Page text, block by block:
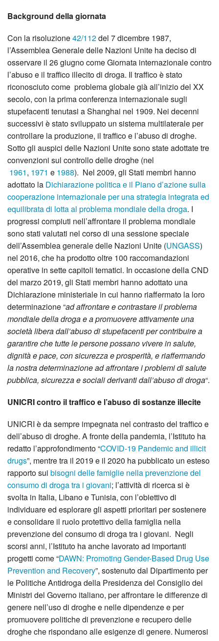
Background della giornata
Con la risoluzione42/112del 7 dicembre 1987,
l’Assemblea Generale delle Nazioni Unite ha deciso di
osservare il 26 giugno come Giornata internazionale contro
l’abuso e il traffico illecito di droga. Il traffico è stato
riconosciuto come problema globale già all’inizio del XX
secolo, con la prima conferenza internazionale sugli
stupefacenti tenutasi a Shanghai nel 1909. Nei decenni
successivi è stato sviluppato un sistema multilaterale per
controllare la produzione, il traffico e l’abuso di droghe.
Sotto gli auspici delle Nazioni Unite sono state adottate tre
convenzioni sul controllo delle droghe (nel
1961, 1971 e 1988). Nel 2009, gli Stati membri hanno
adottato la Dichiarazione politica e il Piano d’azione sulla
cooperazione internazionale per una strategia integrata ed
equilibrata di lotta al problema mondiale della droga. I
progressi compiuti nell’affrontare il problema mondiale
sono stati valutati nel corso di una sessione speciale
dell’Assemblea generale delle Nazioni Unite (UNGASS)
nel 2016, che ha prodotto oltre 100 raccomandazioni
operative in sette capitoli tematici. In occasione della CND
del marzo 2019, gli Stati membri hanno adottato una
Dichiarazione ministeriale in cui hanno riaffermato la loro
determinazione “ad affrontare e contrastare il problema
mondiale della droga e a promuovere attivamente una
società libera dall’abuso di stupefacenti per contribuire a
garantire che tutte le persone possano vivere in salute,
dignità e pace, con sicurezza e prosperità, e riaffermando
la nostra determinazione ad affrontare i problemi di salute
pubblica, sicurezza e sociali derivanti dall’abuso di droga“.
UNICRI contro il traffico e l’abuso di sostanze illecite
UNICRI è da sempre impegnata nel contrasto del traffico e
dell’abuso di droghe. A fronte della pandemia, l’Istituto ha
redatto l’approfondimento “COVID-19 Pandemic and illicit
drugs”, mentre tra il 2019 e il 2020 ha pubblicato un esteso
rapporto sui bisogni delle famiglie nella prevenzione del
consumo di droga tra i giovani; l’attività di ricerca si è
svolta in Italia, Libano e Tunisia, con l’obiettivo di
individuare ed esplorare gli aspetti prioritari per sostenere
e consolidare il ruolo protettivo della famiglia nella
prevenzione del consumo di droga tra i giovani. Negli
scorsi anni, l’Istituto ha anche lavorato ad importanti
progetti come “DAWN: Promoting Gender-Based Drug Use
Prevention and Recovery”, sostenuto dal Dipartimento per
le Politiche Antidroga della Presidenza del Consiglio dei
Ministri del Governo italiano, per affrontare le differenze di
genere nell’uso di droghe e nelle dipendenze e per
promuovere politiche di prevenzione e recupero delle
droghe che rispondano alle esigenze di genere. Numerosi